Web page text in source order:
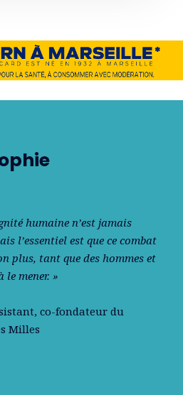
humaine n’est jamais
l’essentiel est que ce combat
plus, tant que des hommes et
le mener. »
co-fondateur du
Milles